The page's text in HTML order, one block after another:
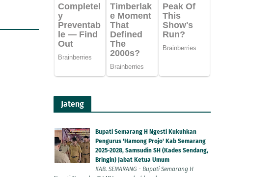
Jateng
Bupati Semarang H Ngesti Kukuhkan
Pengurus 'Hamong Projo' Kab Semarang
2025-2028, Samsudin SH (Kades Sendang,
Bringin) Jabat Ketua Umum
KAB. SEMARANG - Bupati Semarang H